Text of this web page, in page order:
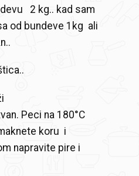
2 kg.. kad sam
od bundeve 1kg ali
Peci na 180°C
koru i
napravite pire i